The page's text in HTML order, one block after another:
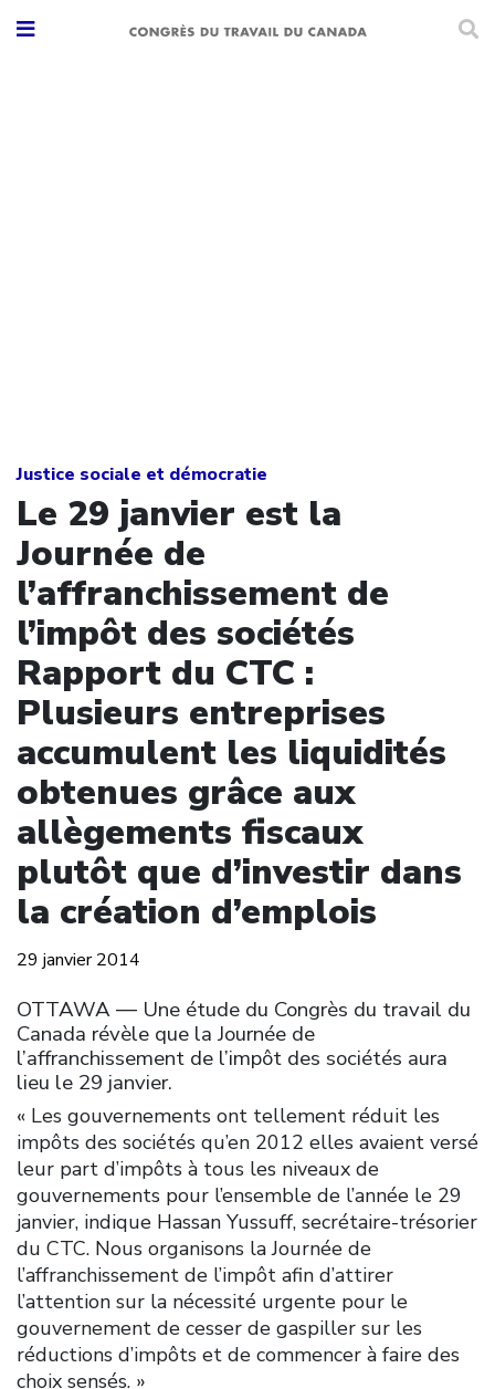
Justice sociale et démocratie
Le 29 janvier est la
Journée de
l’affranchissement de
l’impôt des sociétés
Rapport du CTC :
Plusieurs entreprises
accumulent les liquidités
obtenues grâce aux
allègements fiscaux
plutôt que d’investir dans
la création d’emplois
29 janvier 2014
OTTAWA ― Une étude du Congrès du travail du
Canada révèle que la Journée de
l’affranchissement de l’impôt des sociétés aura
lieu le 29 janvier.
« Les gouvernements ont tellement réduit les
impôts des sociétés qu’en 2012 elles avaient versé
leur part d’impôts à tous les niveaux de
gouvernements pour l’ensemble de l’année le 29
janvier, indique Hassan Yussuff, secrétaire-trésorier
du CTC. Nous organisons la Journée de
l’affranchissement de l’impôt afin d’attirer
l’attention sur la nécessité urgente pour le
gouvernement de cesser de gaspiller sur les
réductions d’impôts et de commencer à faire des
choix sensés. »